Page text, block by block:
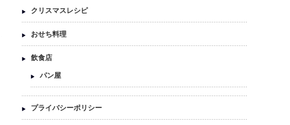
クリスマスレシピ
おせち料理
飲食店
パン屋
プライバシーポリシー